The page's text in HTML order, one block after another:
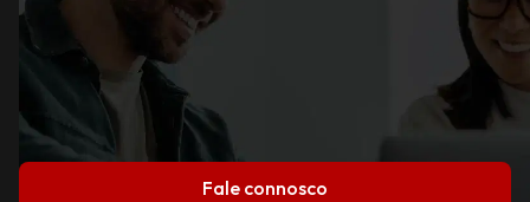
Fale connosco